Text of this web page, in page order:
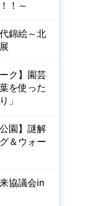
！～
錦絵～北
ク】園芸
を使った
」
園】謎解
＆ウォー
協議会in